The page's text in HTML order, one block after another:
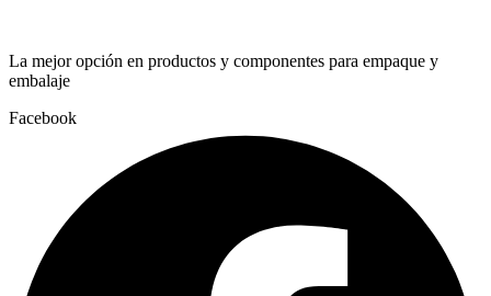
La mejor opción en productos y componentes para empaque y
embalaje
Facebook